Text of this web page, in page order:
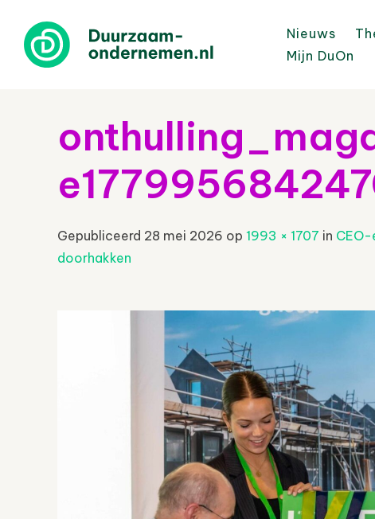
Nieuws
Mijn DuOn
Gepubliceerd 28 mei 2026 op 1993 × 1707 in
doorhakken